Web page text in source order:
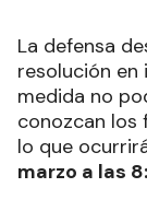
La defensa
resolución en
medida no
conozcan los
lo que
marzo a las